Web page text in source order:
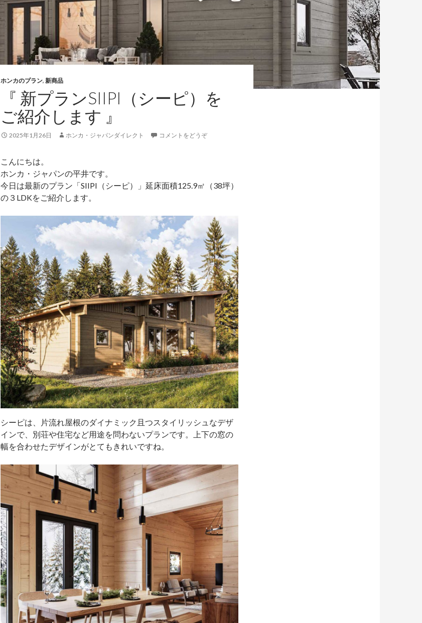
ホンカのプラン, 新商品
『 新プランSIIPI（シーピ）を
ご紹介します 』
2025年1月26日 ホンカ・ジャパンダイレクト コメントをどうぞ
こんにちは。
ホンカ・ジャパンの平井です。
今日は最新のプラン「SIIPI（シーピ）」延床面積125.9㎡（38坪）
の３LDKをご紹介します。
シーピは、片流れ屋根のダイナミック且つスタイリッシュなデザ
インで、別荘や住宅など用途を問わないプランです。上下の窓の
幅を合わせたデザインがとてもきれいですね。